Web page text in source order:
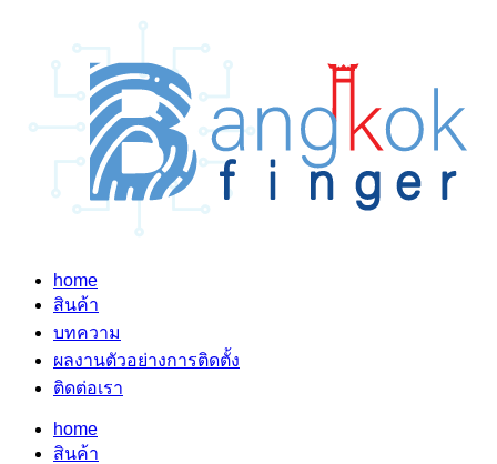
home
สินค้า
บทความ
ผลงานตัวอย่างการติดตั้ง
ติดต่อเรา
home
สินค้า